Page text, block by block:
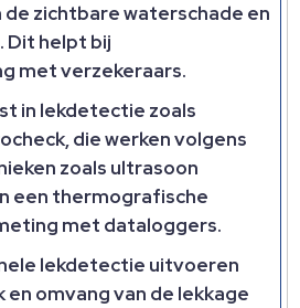
de zichtbare waterschade en
Dit helpt bij
met verzekeraars.
in lekdetectie zoals
die werken volgens
zoals ultrasoon
een thermografische
met dataloggers.
lekdetectie uitvoeren
en omvang van de lekkage